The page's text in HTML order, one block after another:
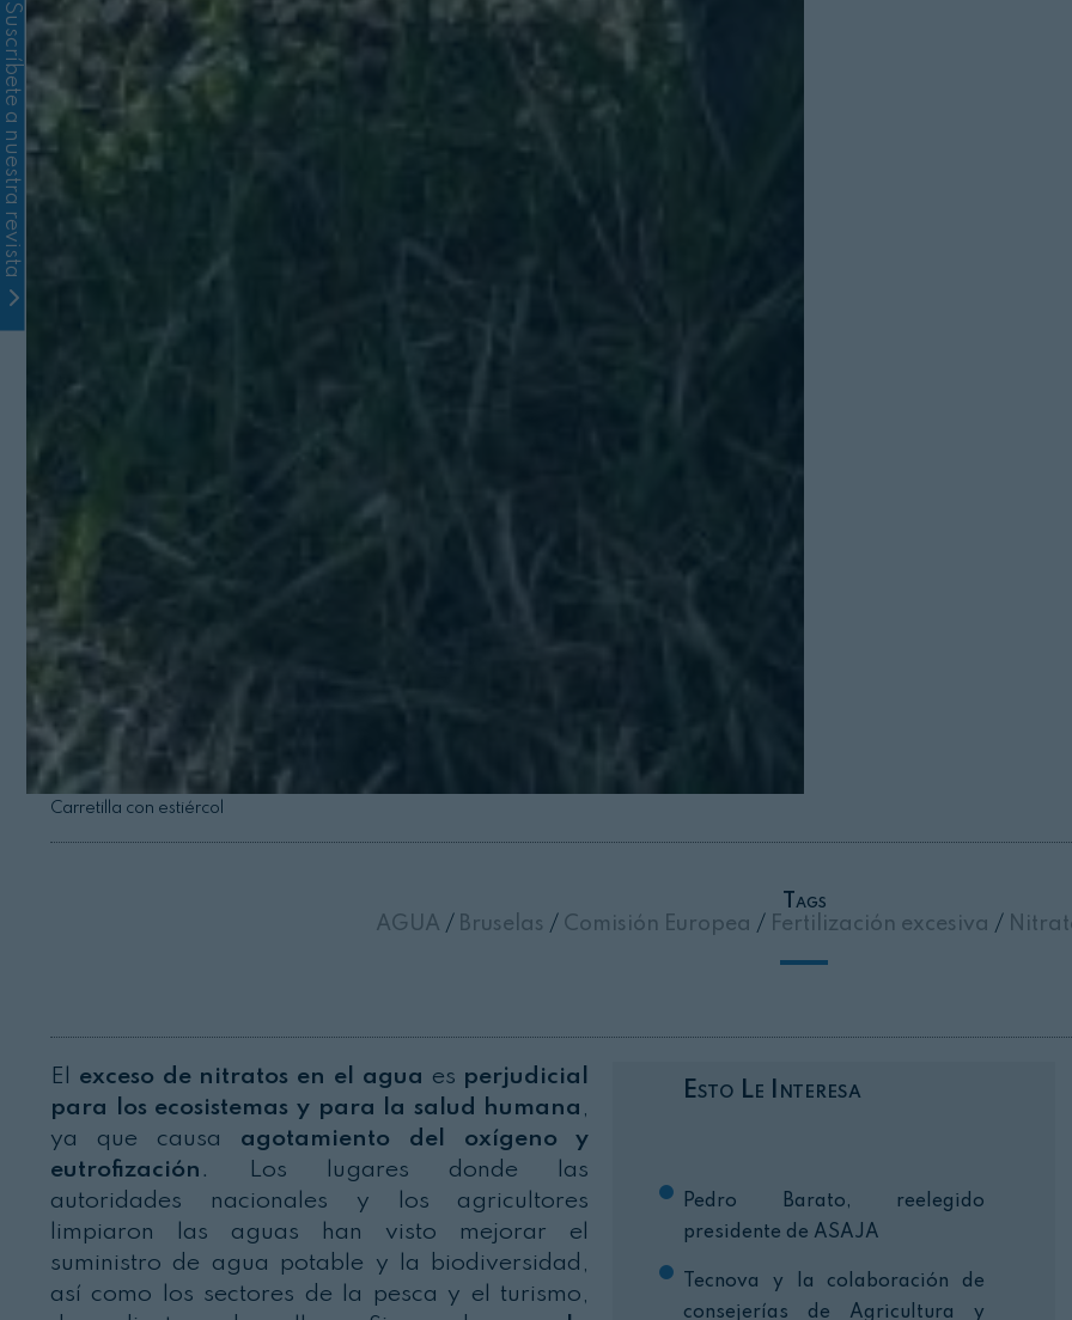
Carretilla con estiércol
Tags
AGUA / Bruselas / Comisión Europea / Fertilización excesiva /
Esto Le Interesa
Pedro Barato, reelegido
presidente de ASAJA
Tecnova y la colaboración de
consejerías de Agricultura y
El exceso de nitratos en el agua es perjudicial
para los ecosistemas y para la salud humana ,
ya que causa agotamiento del oxígeno y
eutrofización . Los lugares donde las
autoridades nacionales y los agricultores
limpiaron las aguas han visto mejorar el
suministro de agua potable y la biodiversidad,
así como los sectores de la pesca y el turismo,
Suscríbete a nuestra revista